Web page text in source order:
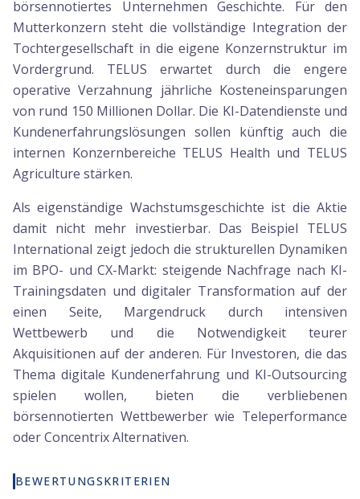
börsennotiertes Unternehmen Geschichte. Für den
Mutterkonzern steht die vollständige Integration der
Tochtergesellschaft in die eigene Konzernstruktur im
Vordergrund. TELUS erwartet durch die engere
operative Verzahnung jährliche Kosteneinsparungen
von rund 150 Millionen Dollar. Die KI-Datendienste und
Kundenerfahrungslösungen sollen künftig auch die
internen Konzernbereiche TELUS Health und TELUS
Agriculture stärken.
Als eigenständige Wachstumsgeschichte ist die Aktie
damit nicht mehr investierbar. Das Beispiel TELUS
International zeigt jedoch die strukturellen Dynamiken
im BPO- und CX-Markt: steigende Nachfrage nach KI-
Trainingsdaten und digitaler Transformation auf der
einen Seite, Margendruck durch intensiven
Wettbewerb und die Notwendigkeit teurer
Akquisitionen auf der anderen. Für Investoren, die das
Thema digitale Kundenerfahrung und KI-Outsourcing
spielen wollen, bieten die verbliebenen
börsennotierten Wettbewerber wie Teleperformance
oder Concentrix Alternativen.
BEWERTUNGSKRITERIEN